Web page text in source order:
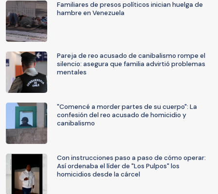
Familiares de presos políticos inician huelga de
hambre en Venezuela
Pareja de reo acusado de canibalismo rompe el
silencio: asegura que familia advirtió problemas
mentales
"Comencé a morder partes de su cuerpo": La
confesión del reo acusado de homicidio y
canibalismo
Con instrucciones paso a paso de cómo operar:
Así ordenaba el líder de "Los Pulpos" los
homicidios desde la cárcel